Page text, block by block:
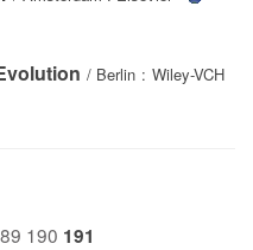
/ Berlin : Wiley-VCH
190 191